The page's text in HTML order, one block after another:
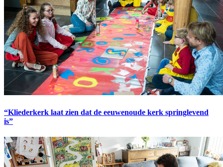
“Kliederkerk laat zien dat de eeuwenoude kerk springlevend
is”